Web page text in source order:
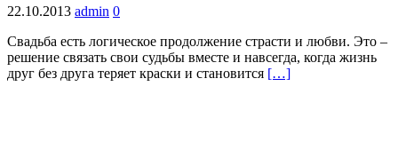
22.10.2013 admin 0
Свадьба есть логическое продолжение страсти и любви. Это –
решение связать свои судьбы вместе и навсегда, когда жизнь
друг без друга теряет краски и становится […]